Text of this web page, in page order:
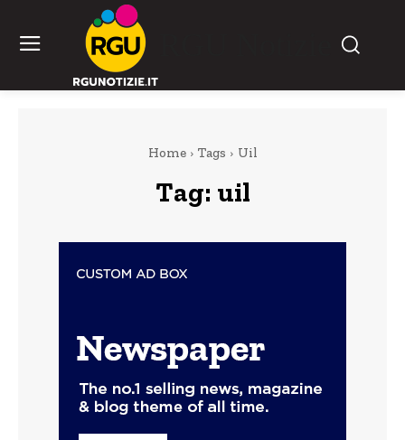
Home Tags Uil
Tag: uil